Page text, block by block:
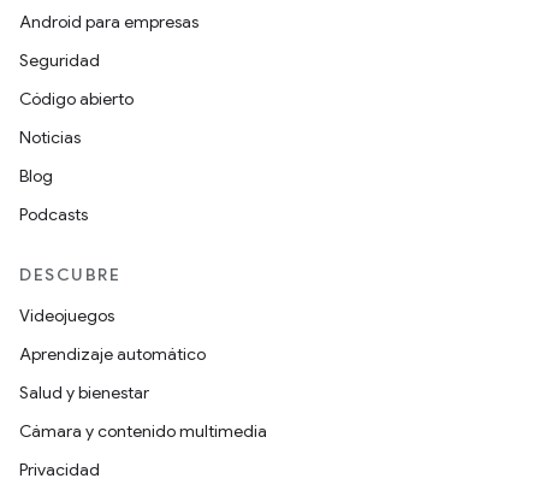
Android para empresas
Seguridad
Código abierto
Noticias
Blog
Podcasts
DESCUBRE
Videojuegos
Aprendizaje automático
Salud y bienestar
Cámara y contenido multimedia
Privacidad